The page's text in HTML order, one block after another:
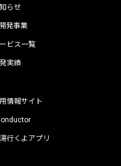
らせ
発事業
ビス一覧
実績
情報サイト
行くよアプリ